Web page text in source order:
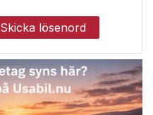
Skicka lösenord